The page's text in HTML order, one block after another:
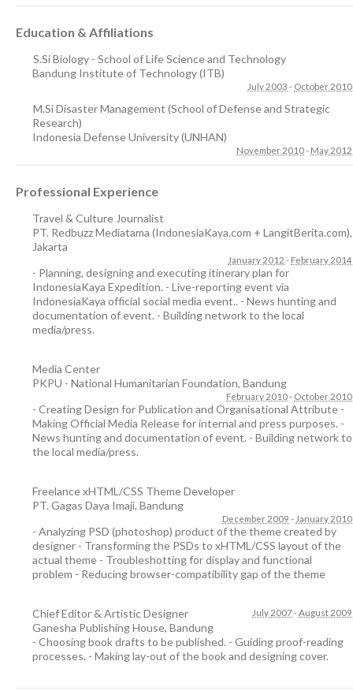
Education & Affiliations
S.Si Biology - School of Life Science and Technology
Bandung Institute of Technology (ITB)
July 2003 - October 2010
M.Si Disaster Management (School of Defense and Strategic
Research)
Indonesia Defense University (UNHAN)
November 2010- May 2012
Professional Experience
Travel & Culture Journalist
PT. Redbuzz Mediatama (IndonesiaKaya.com + LangitBerita.com),
Jakarta
January 2012 - February 2014
- Planning, designing and executing itinerary plan for
IndonesiaKaya Expedition. - Live-reporting event via
IndonesiaKaya official social media event.. - News hunting and
documentation of event. - Building network to the local
media/press.
Media Center
PKPU - National Humanitarian Foundation, Bandung
February 2010- October 2010
- Creating Design for Publication and Organisational Attribute -
Making Official Media Release for internal and press purposes. -
News hunting and documentation of event. - Building network to
the local media/press.
Freelance xHTML/CSS Theme Developer
PT. Gagas Daya Imaji, Bandung
December 2009 - January 2010
- Analyzing PSD (photoshop) product of the theme created by
designer - Transforming the PSDs to xHTML/CSS layout of the
actual theme - Troubleshotting for display and functional
problem - Reducing browser-compatibility gap of the theme
Chief Editor & Artistic Designer
Ganesha Publishing House, Bandung
July 2007-August 2009
- Choosing book drafts to be published. - Guiding proof-reading
processes. - Making lay-out of the book and designing cover.